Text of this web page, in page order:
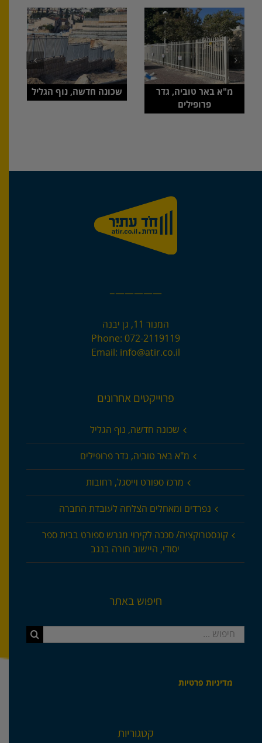
שכונה חדשה, נוף הגליל
מ"א באר טוביה, גדר
פרופילים
—————–
המנור 11, גן יבנה
Phone: 072-2119119
Email: info@atir.co.il
פרוייקטים אחרונים
שכונה חדשה, נוף הגליל
מ"א באר טוביה, גדר פרופילים
מרכז ספורט וייסגל, רחובות
נפרדים ומאחלים הצלחה לעובדת החברה
קונסטרוקציה/ סככה לקירוי מגרש ספורט בבית ספר
יסודי, היישוב חורה בנגב
חיפוש באתר
חיפוש...
מדיניות פרטיות
קטגוריות